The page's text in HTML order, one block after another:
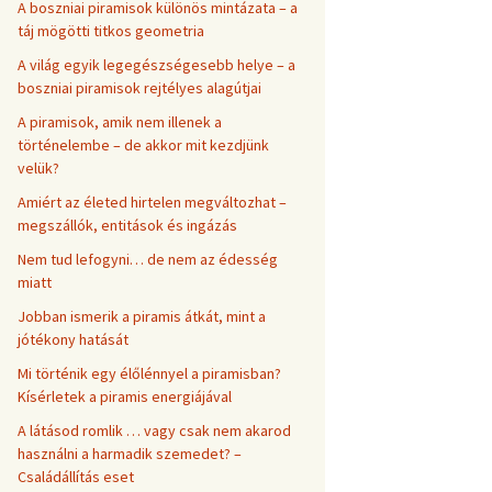
A boszniai piramisok különös mintázata – a
táj mögötti titkos geometria
A világ egyik legegészségesebb helye – a
boszniai piramisok rejtélyes alagútjai
A piramisok, amik nem illenek a
történelembe – de akkor mit kezdjünk
velük?
Amiért az életed hirtelen megváltozhat –
megszállók, entitások és ingázás
Nem tud lefogyni… de nem az édesség
miatt
Jobban ismerik a piramis átkát, mint a
jótékony hatását
Mi történik egy élőlénnyel a piramisban?
Kísérletek a piramis energiájával
A látásod romlik … vagy csak nem akarod
használni a harmadik szemedet? –
Családállítás eset